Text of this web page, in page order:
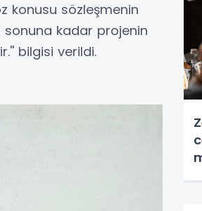
konusu sözleşmenin
sonuna kadar projenin
bilgisi verildi.